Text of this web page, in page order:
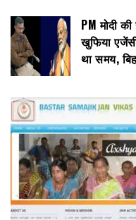
PM मोदी
खुफिया
था समय,